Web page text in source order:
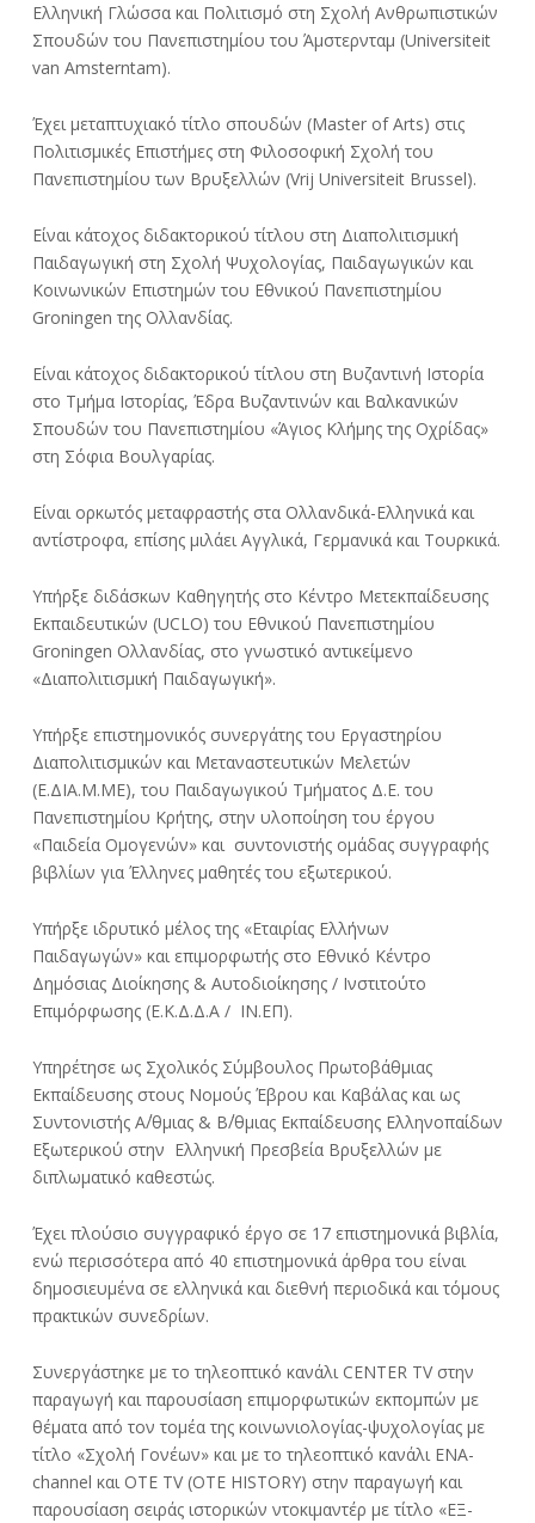
Ελληνική Γλώσσα και Πολιτισμό στη Σχολή Ανθρωπιστικών
Σπουδών του Πανεπιστημίου του Άμστερνταμ (Universiteit
van Amsterntam).
Έχει μεταπτυχιακό τίτλο σπουδών (Master of Arts) στις
Πολιτισμικές Επιστήμες στη Φιλοσοφική Σχολή του
Πανεπιστημίου των Βρυξελλών (Vrij Universiteit Brussel).
Είναι κάτοχος διδακτορικού τίτλου στη Διαπολιτισμική
Παιδαγωγική στη Σχολή Ψυχολογίας, Παιδαγωγικών και
Κοινωνικών Επιστημών του Εθνικού Πανεπιστημίου
Groningen της Ολλανδίας.
Είναι κάτοχος διδακτορικού τίτλου στη Βυζαντινή Ιστορία
στο Τμήμα Ιστορίας, Έδρα Βυζαντινών και Βαλκανικών
Σπουδών του Πανεπιστημίου «Άγιος Κλήμης της Οχρίδας»
στη Σόφια Βουλγαρίας.
Είναι ορκωτός μεταφραστής στα Ολλανδικά-Ελληνικά και
αντίστροφα, επίσης μιλάει Αγγλικά, Γερμανικά και Τουρκικά.
Υπήρξε διδάσκων Καθηγητής στο Κέντρο Μετεκπαίδευσης
Εκπαιδευτικών (UCLO) του Εθνικού Πανεπιστημίου
Groningen Ολλανδίας, στο γνωστικό αντικείμενο
«Διαπολιτισμική Παιδαγωγική».
Υπήρξε επιστημονικός συνεργάτης του Εργαστηρίου
Διαπολιτισμικών και Μεταναστευτικών Μελετών
(Ε.ΔΙΑ.Μ.ΜΕ), του Παιδαγωγικού Τμήματος Δ.Ε. του
Πανεπιστημίου Κρήτης, στην υλοποίηση του έργου
«Παιδεία Ομογενών» και συντονιστής ομάδας συγγραφής
βιβλίων για Έλληνες μαθητές του εξωτερικού.
Υπήρξε ιδρυτικό μέλος της «Εταιρίας Ελλήνων
Παιδαγωγών» και επιμορφωτής στο Εθνικό Κέντρο
Δημόσιας Διοίκησης & Αυτοδιοίκησης / Ινστιτούτο
Επιμόρφωσης (Ε.Κ.Δ.Δ.Α / ΙΝ.ΕΠ).
Υπηρέτησε ως Σχολικός Σύμβουλος Πρωτοβάθμιας
Εκπαίδευσης στους Νομούς Έβρου και Καβάλας και ως
Συντονιστής Α΄/θμιας & Β΄/θμιας Εκπαίδευσης Ελληνοπαίδων
Εξωτερικού στην Ελληνική Πρεσβεία Βρυξελλών με
διπλωματικό καθεστώς.
Έχει πλούσιο συγγραφικό έργο σε 17 επιστημονικά βιβλία,
ενώ περισσότερα από 40 επιστημονικά άρθρα του είναι
δημοσιευμένα σε ελληνικά και διεθνή περιοδικά και τόμους
πρακτικών συνεδρίων.
Συνεργάστηκε με το τηλεοπτικό κανάλι CENTER TV στην
παραγωγή και παρουσίαση επιμορφωτικών εκπομπών με
θέματα από τον τομέα της κοινωνιολογίας-ψυχολογίας με
τίτλο «Σχολή Γονέων» και με το τηλεοπτικό κανάλι ENA-
channel και OTE TV (ΟΤΕ HISTORY) στην παραγωγή και
παρουσίαση σειράς ιστορικών ντοκιμαντέρ με τίτλο «ΕΞ-